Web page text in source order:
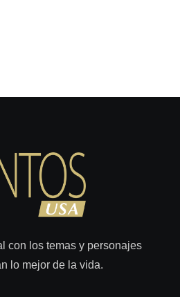
con los temas y personajes
lo mejor de la vida.